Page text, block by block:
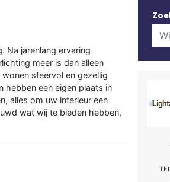
Na jarenlang ervaring
meer is dan alleen
sfeervol en gezellig
hebben een eigen plaats in
alles om uw interieur een
wat wij te bieden hebben,